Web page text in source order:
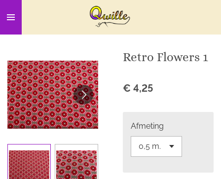
direct
naar
hoofdinhoud
Retro Flowers 1
€ 4,25
Afmeting